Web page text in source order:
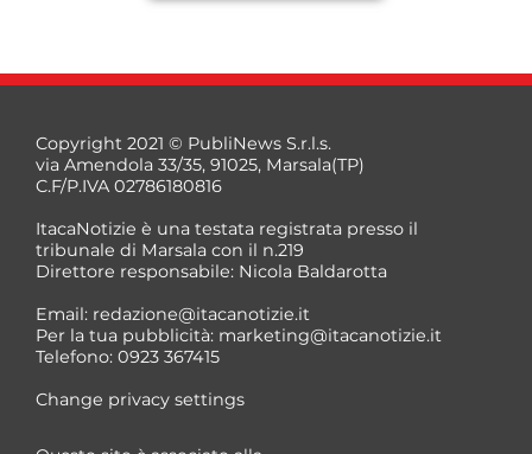
*
Copyright 2021 © PubliNews S.r.l.s.
via Amendola 33/35, 91025, Marsala(TP)
C.F/P.IVA 02786180816
ItacaNotizie è una testata registrata presso il
tribunale di Marsala con il n.219
Direttore responsabile: Nicola Baldarotta
Email: redazione@itacanotizie.it
Per la tua pubblicità: marketing@itacanotizie.it
Telefono: 0923 367415
Change privacy settings